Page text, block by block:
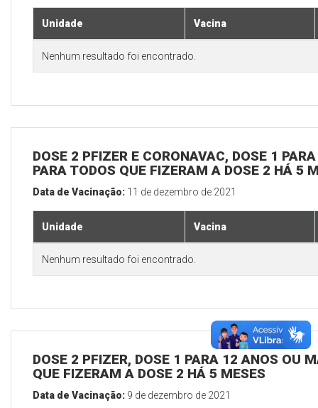
Unidade Vacina
Nenhum resultado foi encontrado.
DOSE 2 PFIZER E CORONAVAC, DOSE 1
PARA TODOS QUE FIZERAM A DOSE 2 HÁ 5
Data de Vacinação: 11 de dezembro de 2021
Unidade Vacina
Nenhum resultado foi encontrado.
DOSE 2 PFIZER, DOSE 1 PARA 12 ANOS OU
QUE FIZERAM A DOSE 2 HÁ 5 MESES
Data de Vacinação: 9 de dezembro de 2021